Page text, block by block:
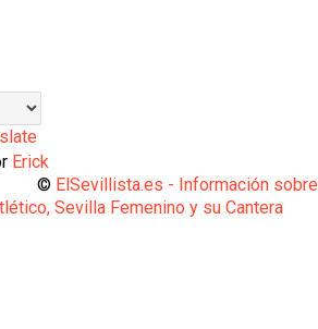
Erick
ElSevillista.es - Información sobre
Sevilla Femenino y su Cantera